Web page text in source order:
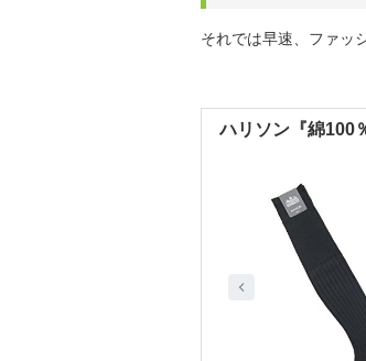
それでは早速、ファッ
ハリソン『綿100